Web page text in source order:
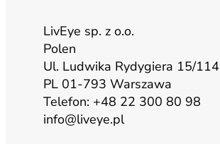
LivEye sp. z o.o.
Polen
Ul. Ludwika Rydygiera 15/114
PL 01-793 Warszawa
Telefon: +48 22 300 80 98
info@liveye.pl